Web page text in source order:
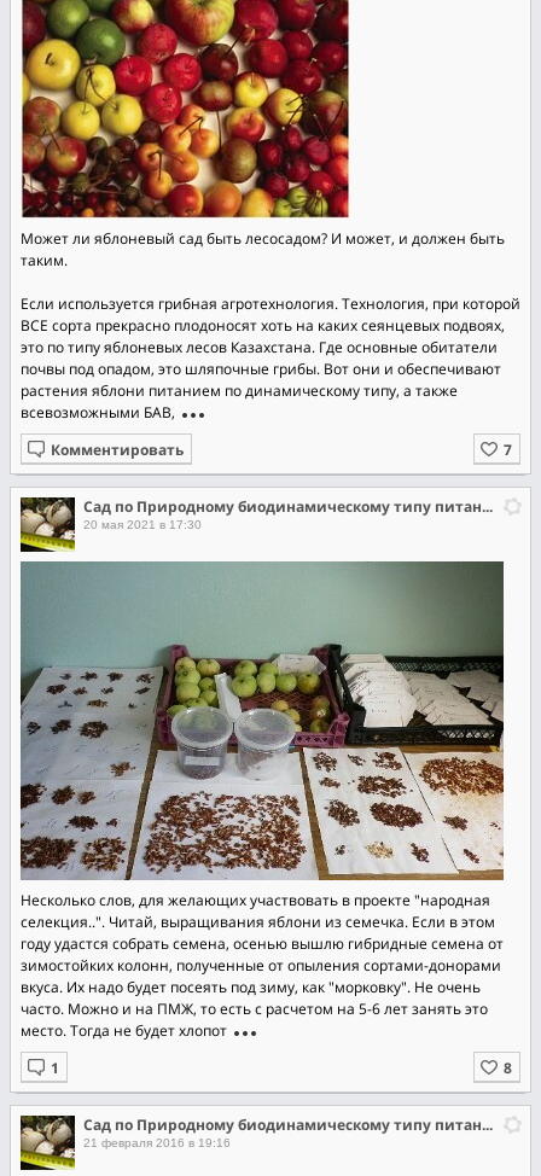
Может ли яблоневый сад быть лесосадом? И может, и должен быть
таким.
Если используется грибная агротехнология. Технология, при которой
ВСЕ сорта прекрасно плодоносят хоть на каких сеянцевых подвоях,
это по типу яблоневых лесов Казахстана. Где основные обитатели
почвы под опадом, это шляпочные грибы. Вот они и обеспечивают
растения яблони питанием по динамическому типу, а также
всевозможными БАВ,
Комментировать
Сад по Природному биодинамическому типу питания растений.
20 мая 2021 в 17:30
Несколько слов, для желающих участвовать в проекте "народная
селекция..". Читай, выращивания яблони из семечка. Если в этом
году удастся собрать семена, осенью вышлю гибридные семена от
зимостойких колонн, полученные от опыления сортами-донорами
вкуса. Их надо будет посеять под зиму, как "морковку". Не очень
часто. Можно и на ПМЖ, то есть с расчетом на 5-6 лет занять это
место. Тогда не будет хлопот
Сад по Природному биодинамическому типу питания растений.
21 февраля 2016 в 19:16